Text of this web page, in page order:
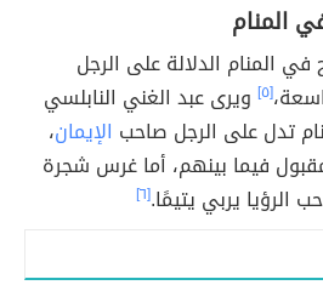
المنام
المنام الدلالة على الرجل
[٥]
ويرى عبد الغني النابلسي
تدل على الرجل صاحب الإيمان،
فيما بينهم، أما غرس شجرة
الرؤيا يربي يتيمًا.[٦]